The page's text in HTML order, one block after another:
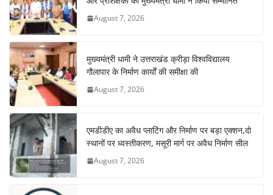
August 7, 2026
मुख्यमंत्री धामी ने उत्तराखंड क्रीड़ा विश्वविद्यालय
गौलापार के निर्माण कार्यों की समीक्षा की
August 7, 2026
एमडीडीए का अवैध प्लाटिंग और निर्माण पर बड़ा एक्शन,दो
स्थानों पर ध्वस्तीकरण, मसूरी मार्ग पर अवैध निर्माण सील
August 7, 2026